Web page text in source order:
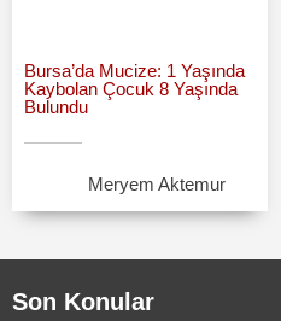
Bursa’da Mucize: 1 Yaşında
Kaybolan Çocuk 8 Yaşında
Bulundu
Meryem Aktemur
Son Konular